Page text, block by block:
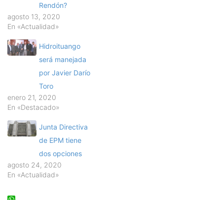
Rendón?
agosto 13, 2020
En «Actualidad»
Hidroituango
será manejada
por Javier Darío
Toro
enero 21, 2020
En «Destacado»
Junta Directiva
de EPM tiene
dos opciones
agosto 24, 2020
En «Actualidad»